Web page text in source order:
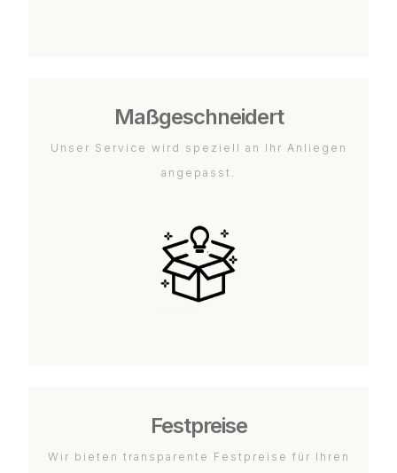
Maßgeschneidert
Unser Service wird speziell an Ihr Anliegen
angepasst.
Festpreise
Wir bieten transparente Festpreise für Ihren